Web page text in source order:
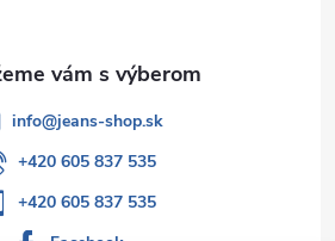
info@jeans-shop.sk
+420 605 837 535
+420 605 837 535